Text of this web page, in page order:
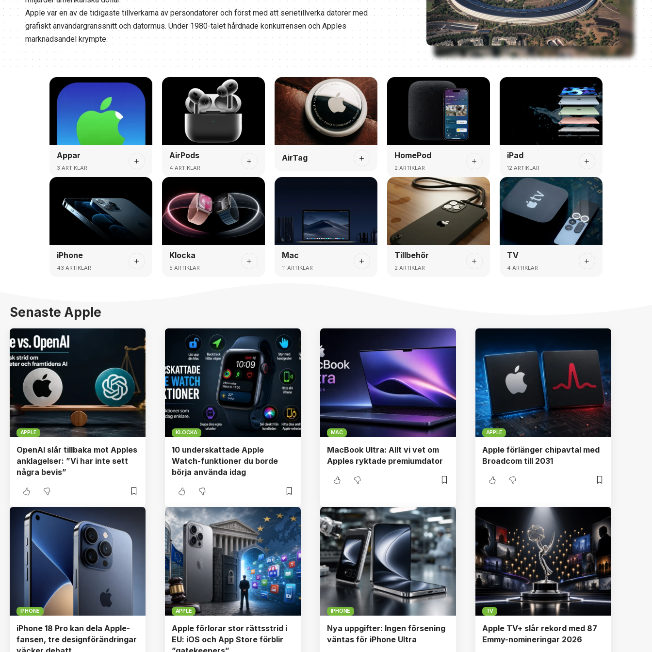
Apple var en av de tidigaste tillverkarna av persondatorer och först med att serietillverka datorer med
grafiskt användargränssnitt och datormus. Under 1980-talet hårdnade konkurrensen och Apples
marknadsandel krympte.
Appar
3 ARTIKLAR
AirPods
4 ARTIKLAR
AirTag HomePod
2 ARTIKLAR
iPad
12 ARTIKLAR
iPhone
43 ARTIKLAR
Klocka
5 ARTIKLAR
Mac
11 ARTIKLAR
Tillbehör
2 ARTIKLAR
TV
4 ARTIKLAR
Senaste Apple
APPLE
OpenAI slår tillbaka mot Apples
anklagelser: ”Vi har inte sett
några bevis”
KLOCKA
10 underskattade Apple
Watch-funktioner du borde
börja använda idag
MAC
MacBook Ultra: Allt vi vet om
Apples ryktade premiumdator
APPLE
Apple förlänger chipavtal med
Broadcom till 2031
IPHONE
iPhone 18 Pro kan dela Apple-
fansen, tre designförändringar
APPLE
Apple förlorar stor rättsstrid i
EU: iOS och App Store förblir
IPHONE
Nya uppgifter: Ingen försening
väntas för iPhone Ultra
TV
Apple TV+ slår rekord med 87
Emmy-nomineringar 2026